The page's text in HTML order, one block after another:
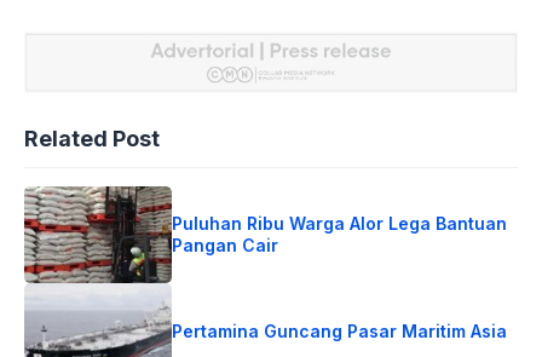
Related Post
Puluhan Ribu Warga Alor Lega Bantuan
Pangan Cair
Pertamina Guncang Pasar Maritim Asia